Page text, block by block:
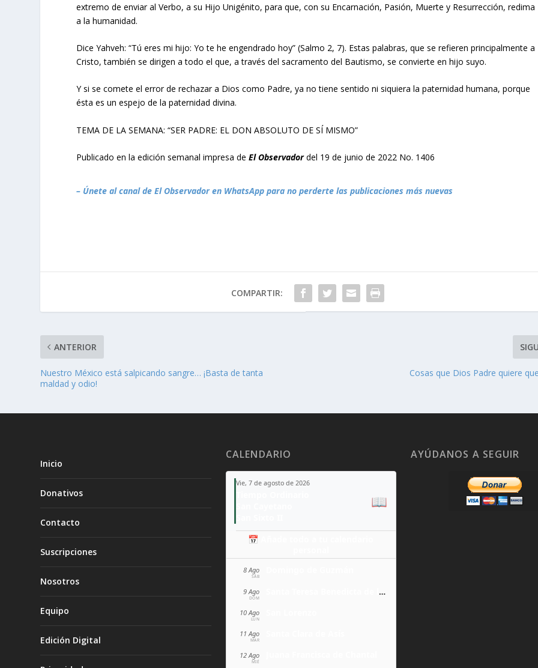
extremo de enviar al Verbo, a su Hijo Unigénito, para que, con su Encarnación, Pasión, Muerte y Resurrección, redima
a la humanidad.
Dice Yahveh: “Tú eres mi hijo: Yo te he engendrado hoy” (Salmo 2, 7). Estas palabras, que se refieren principalmente a
Cristo, también se dirigen a todo el que, a través del sacramento del Bautismo, se convierte en hijo suyo.
Y si se comete el error de rechazar a Dios como Padre, ya no tiene sentido ni siquiera la paternidad humana, porque
ésta es un espejo de la paternidad divina.
TEMA DE LA SEMANA: “SER PADRE: EL DON ABSOLUTO DE SÍ MISMO”
Publicado en la edición semanal impresa deEl Observadordel 19 de junio de 2022 No. 1406
– Únete al canal de El Observador en WhatsApp para no perderte las publicaciones más nuevas
COMPARTIR:
ANTERIOR
Nuestro México está salpicando sangre… ¡Basta de tanta
maldad y odio!
Cosas que Dios Padre quiere
Inicio
Donativos
Contacto
Suscripciones
Nosotros
Equipo
Edición Digital
CALENDARIO
Vie, 7 de agosto de 2026
📖
📅 Añade todo a tu calendario
8 Ago
SÁB
9 Ago
DOM
Santa Teresa Benedicta de la Cruz
10 Ago
LUN
11 Ago
MAR
12 Ago
MIÉ
AYÚDANOS A SEGUIR